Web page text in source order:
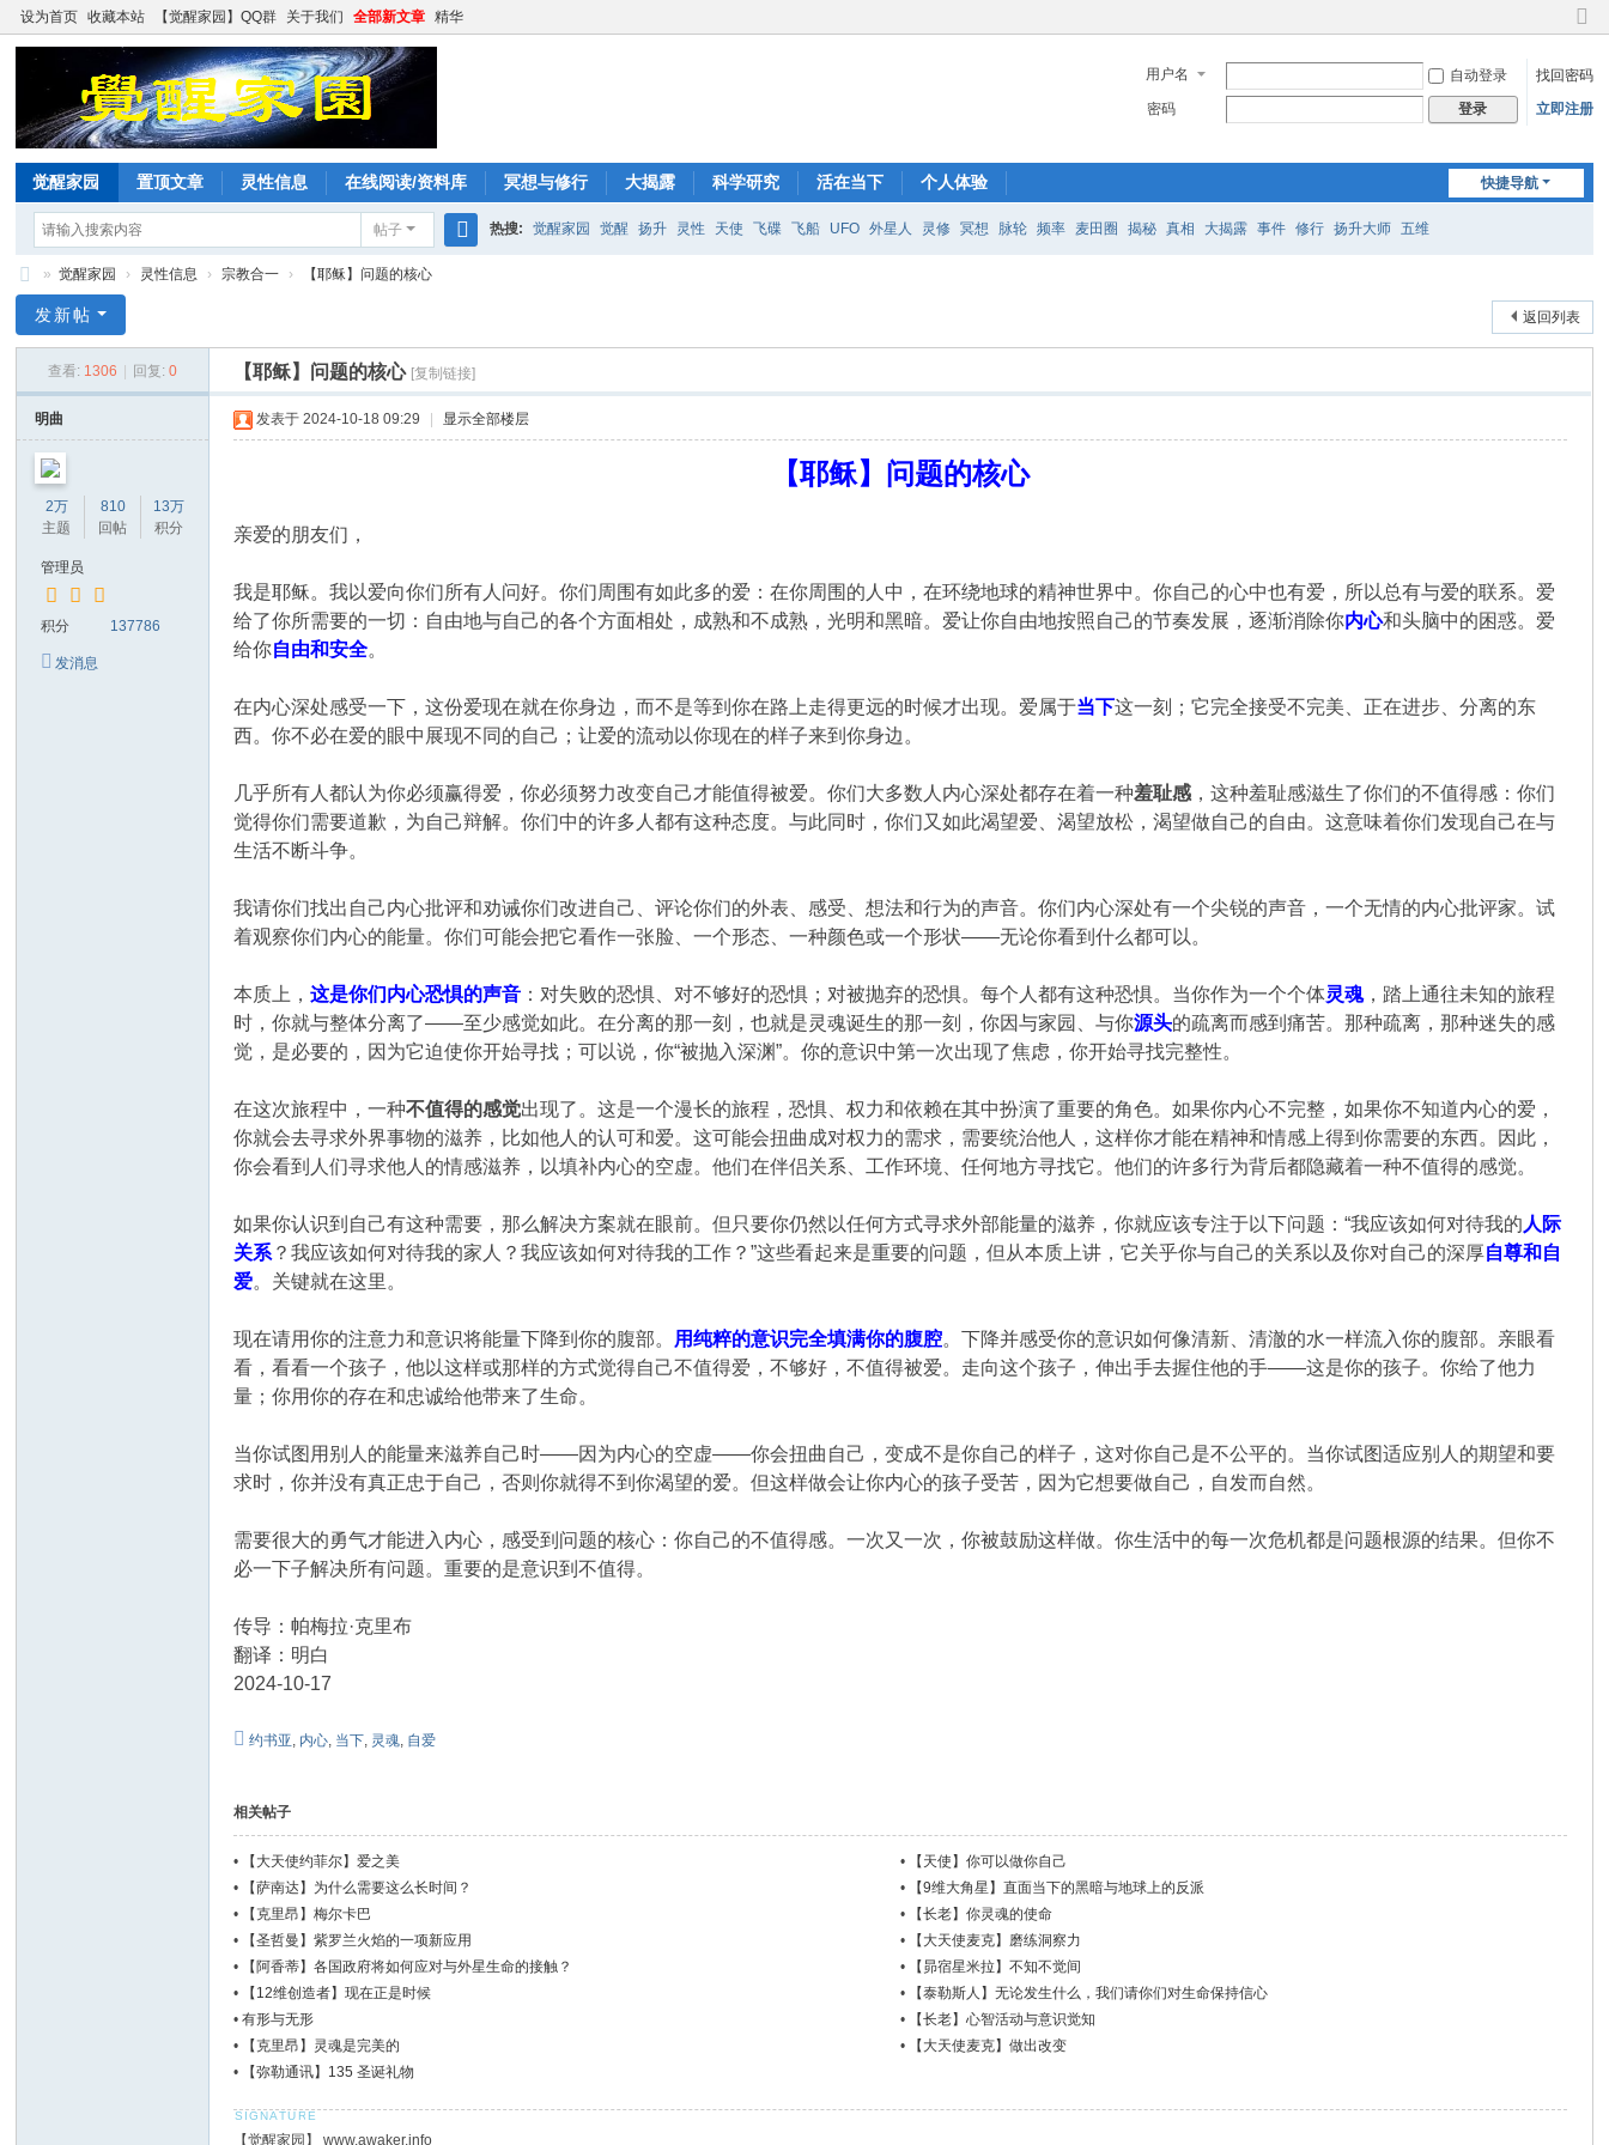
设为首页 收藏本站 【觉醒家园】QQ群 关于我们 全部新文章 精华
切
到
窄
用户名 自动登录
找回密码
密码
登录 立即注册
快捷导航
觉醒家园 置顶文章 灵性信息 在线阅读/资料库 冥想与修行 大揭露 科学研究 活在当下 个人体验
帖子 热搜: 觉醒家园 觉醒 扬升 灵性 天使 飞碟 飞船 UFO 外星人 灵修 冥想 脉轮 频率 麦田圈 揭秘 真相 大揭露 事件 修行 扬升大师 五维
醒
园
» 觉醒家园 › 灵性信息 › 宗教合一 › 【耶稣】问题的核心
返回列表
发新帖
查看: 1306 回复: 0 【耶稣】问题的核心 [复制链接]
明曲
2万
主题
810
回帖
13万
积分
管理员
积分 137786
发消息
发表于 2024-10-18 09:29 显示全部楼层
【耶稣】问题的核心
亲爱的朋友们，
我是耶稣。我以爱向你们所有人问好。你们周围有如此多的爱：在你周围的人中，在环绕地球的精神世界中。你自己的心中也有爱，所以总有与爱的联系。爱
给了你所需要的一切：自由地与自己的各个方面相处，成熟和不成熟，光明和黑暗。爱让你自由地按照自己的节奏发展，逐渐消除你内心和头脑中的困惑。爱
给你自由和安全。
在内心深处感受一下，这份爱现在就在你身边，而不是等到你在路上走得更远的时候才出现。爱属于当下这一刻；它完全接受不完美、正在进步、分离的东
西。你不必在爱的眼中展现不同的自己；让爱的流动以你现在的样子来到你身边。
几乎所有人都认为你必须赢得爱，你必须努力改变自己才能值得被爱。你们大多数人内心深处都存在着一种羞耻感 ，这种羞耻感滋生了你们的不值得感：你们
觉得你们需要道歉，为自己辩解。你们中的许多人都有这种态度。与此同时，你们又如此渴望爱、渴望放松，渴望做自己的自由。这意味着你们发现自己在与
生活不断斗争。
我请你们找出自己内心批评和劝诫你们改进自己、评论你们的外表、感受、想法和行为的声音。你们内心深处有一个尖锐的声音，一个无情的内心批评家。试
着观察你们内心的能量。你们可能会把它看作一张脸、一个形态、一种颜色或一个形状——无论你看到什么都可以。
本质上，这是你们内心恐惧的声音 ：对失败的恐惧、对不够好的恐惧；对被抛弃的恐惧。每个人都有这种恐惧。当你作为一个个体灵魂，踏上通往未知的旅程
时，你就与整体分离了——至少感觉如此。在分离的那一刻，也就是灵魂诞生的那一刻，你因与家园、与你源头的疏离而感到痛苦。那种疏离，那种迷失的感
觉，是必要的，因为它迫使你开始寻找；可以说，你“被抛入深渊”。你的意识中第一次出现了焦虑，你开始寻找完整性。
在这次旅程中，一种不值得的感觉出现了。这是一个漫长的旅程，恐惧、权力和依赖在其中扮演了重要的角色。如果你内心不完整，如果你不知道内心的爱，
你就会去寻求外界事物的滋养，比如他人的认可和爱。这可能会扭曲成对权力的需求，需要统治他人，这样你才能在精神和情感上得到你需要的东西。因此，
你会看到人们寻求他人的情感滋养，以填补内心的空虚。他们在伴侣关系、工作环境、任何地方寻找它。他们的许多行为背后都隐藏着一种不值得的感觉。
如果你认识到自己有这种需要，那么解决方案就在眼前。但只要你仍然以任何方式寻求外部能量的滋养，你就应该专注于以下问题：“我应该如何对待我的 人际
关系 ？我应该如何对待我的家人？我应该如何对待我的工作？”这些看起来是重要的问题，但从本质上讲，它关乎你与自己的关系以及你对自己的深厚自尊和自
爱。关键就在这里。
现在请用你的注意力和意识将能量下降到你的腹部。 用纯粹的意识完全填满你的腹腔。下降并感受你的意识如何像清新、清澈的水一样流入你的腹部。亲眼看
看，看看一个孩子，他以这样或那样的方式觉得自己不值得爱，不够好，不值得被爱。走向这个孩子，伸出手去握住他的手——这是你的孩子。你给了他力
量；你用你的存在和忠诚给他带来了生命。
当你试图用别人的能量来滋养自己时——因为内心的空虚——你会扭曲自己，变成不是你自己的样子，这对你自己是不公平的。当你试图适应别人的期望和要
求时，你并没有真正忠于自己，否则你就得不到你渴望的爱。但这样做会让你内心的孩子受苦，因为它想要做自己，自发而自然。
需要很大的勇气才能进入内心，感受到问题的核心：你自己的不值得感。一次又一次，你被鼓励这样做。你生活中的每一次危机都是问题根源的结果。但你不
必一下子解决所有问题。重要的是意识到不值得。
传导：帕梅拉·克里布
翻译：明白
2024-10-17
约书亚, 内心, 当下, 灵魂, 自爱
相关帖子
• 【大天使约菲尔】爱之美 •
【天使】你可以做你自己
•
【萨南达】为什么需要这么长时间？ •
【9维大角星】直面当下的黑暗与地球上的反派
•
【克里昂】梅尔卡巴 •
【长老】你灵魂的使命
•
【圣哲曼】紫罗兰火焰的一项新应用 •
【大天使麦克】磨练洞察力
•
【阿香蒂】各国政府将如何应对与外星生命的接触？ •
【昴宿星米拉】不知不觉间
•
【12维创造者】现在正是时候 •
【泰勒斯人】无论发生什么，我们请你们对生命保持信心
•有形与无形 •
【长老】心智活动与意识觉知
•
【克里昂】灵魂是完美的 •
【大天使麦克】做出改变
•
【弥勒通讯】135 圣诞礼物
【觉醒家园】 www.awaker.info